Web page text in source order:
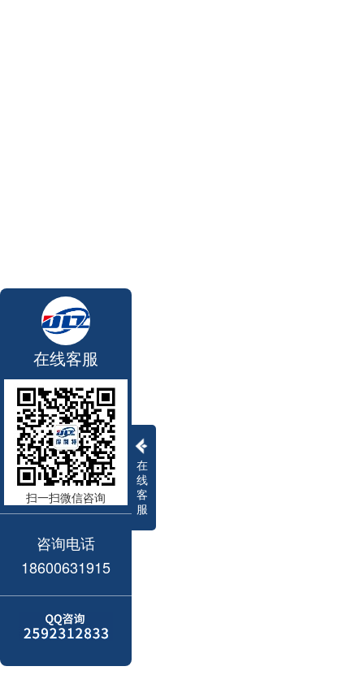
在
线
客
服
在线客服
扫一扫微信咨询
咨询电话
18600631915